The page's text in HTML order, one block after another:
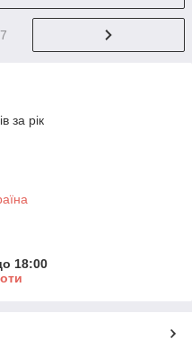
за рік
18:00